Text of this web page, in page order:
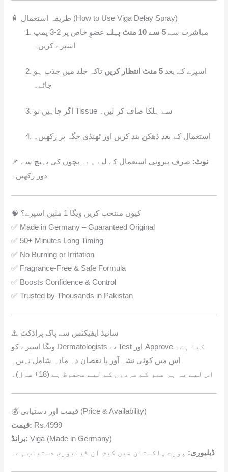
🧴 طریقہ استعمال (How to Use Viga Delay Spray)
مباشرت سے 5 سے 10 منٹ پہلے
عضوِ خاص پر 2-3 پمپ
اسپرے کریں۔
اسپرے کے بعد 5 منٹ انتظار کریں
تاکہ جلد میں جذب ہو
جائے۔
اگر چاہیں تو Tissue سے ہلکا صاف کر لیں۔
استعمال کے بعد ڈھکن بند کریں اور ٹھنڈی جگہ پر رکھیں۔
📌 نوٹ: صرف بیرونی استعمال کے لیے ہے۔ بچوں کی پہنچ سے
دور رکھیں۔
🧠 کیوں منتخب کریں ویگا 1 ملین اسپرے؟
✅ Made in Germany – Guaranteed Original
✅ 50+ Minutes Long Timing
✅ No Burning or Irritation
✅ Fragrance-Free & Safe Formula
✅ Boosts Confidence & Control
✅ Trusted by Thousands in Pakistan
⚠️ سائیڈ ایفیکٹس سے پاک پراڈکٹ
ویگا اسپرے کو Dermatologists نے Test اور Approve کیا ہے۔
اس میں کوئی نشہ آور یا نقصان دہ مادہ شامل نہیں۔
اس لیے یہ ہر عمر کے مردوں کے لیے محفوظ ہے (18+ سال)۔
💰 قیمت اور دستیابی (Price & Availability)
قیمت: Rs.4999
برانڈ: Viga (Made in Germany)
ڈیلیوری: پورے پاکستان میں کیش آن ڈیلیوری دستیاب ہے۔